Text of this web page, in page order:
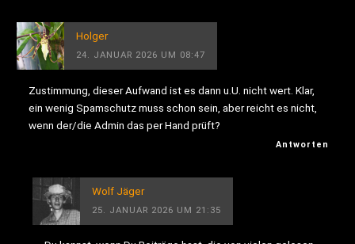
Holger
24. JANUAR 2026 UM 08:47
Zustimmung, dieser Aufwand ist es dann u.U. nicht wert. Klar,
ein wenig Spamschutz muss schon sein, aber reicht es nicht,
wenn der/die Admin das per Hand prüft?
Antworten
Wolf Jäger
25. JANUAR 2026 UM 21:35